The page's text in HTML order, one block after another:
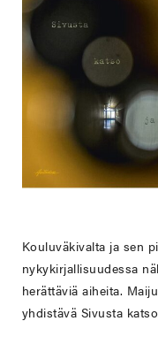
Kouluväkivalta ja sen
nykykirjallisuudessa
herättäviä aiheita.
yhdistävä Sivusta